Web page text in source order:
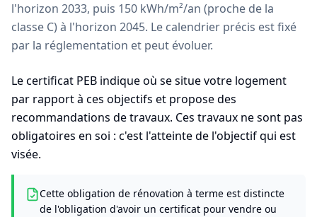
l'horizon 2033, puis 150 kWh/m²/an (proche de la
classe C) à l'horizon 2045. Le calendrier précis est fixé
par la réglementation et peut évoluer.
Le certificat PEB indique où se situe votre logement
par rapport à ces objectifs et propose des
recommandations de travaux. Ces travaux ne sont pas
obligatoires en soi : c'est l'atteinte de l'objectif qui est
visée.
Cette obligation de rénovation à terme est distincte
de l'obligation d'avoir un certificat pour vendre ou